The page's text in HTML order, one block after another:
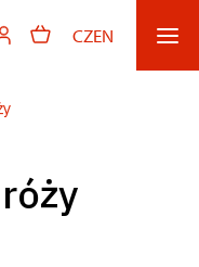
CZEN